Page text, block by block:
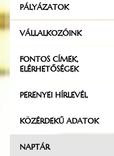
PÁLYÁZATOK
VÁLLALKOZÓINK
FONTOS CÍMEK,
ELÉRHETŐSÉGEK
PERENYEI HÍRLEVÉL
KÖZÉRDEKŰ ADATOK
NAPTÁR